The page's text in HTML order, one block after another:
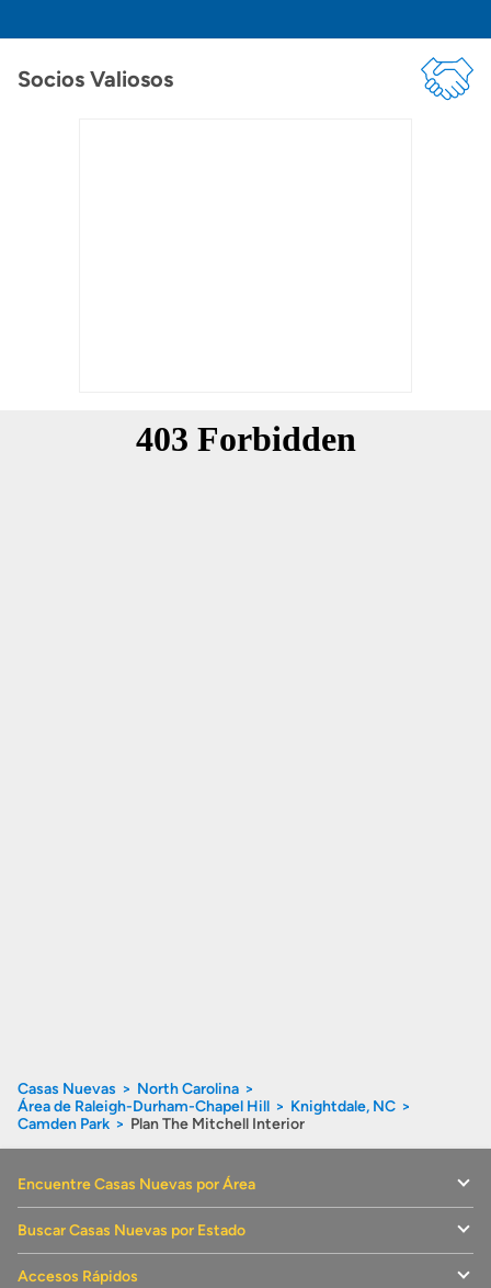
Socios Valiosos
Casas Nuevas
North Carolina
Área de Raleigh-Durham-Chapel Hill
Knightdale, NC
Camden Park
Plan The Mitchell Interior
Encuentre Casas Nuevas por Área
Buscar Casas Nuevas por Estado
Accesos Rápidos